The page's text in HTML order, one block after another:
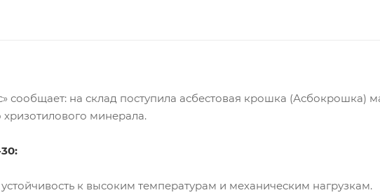
сообщает: на склад поступила асбестовая крошка (Асбокрошка)
минерала.
к высоким температурам и механическим нагрузкам.